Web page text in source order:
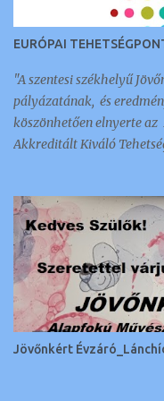
EURÓPAI
"A szentesi székhelyű
pályázatának, és
köszönhetően elnyerte az
Akkreditált Kiváló
rendelkezik a
Európai Tehetségpont: aki
kapcsolatos stratégiával,
megvalósítása terén;
tehetséggondozási
kapcsolatos ügyekről más
Tehetségközpontokkal;
Tehetségpontokkal,
Jövőnkért